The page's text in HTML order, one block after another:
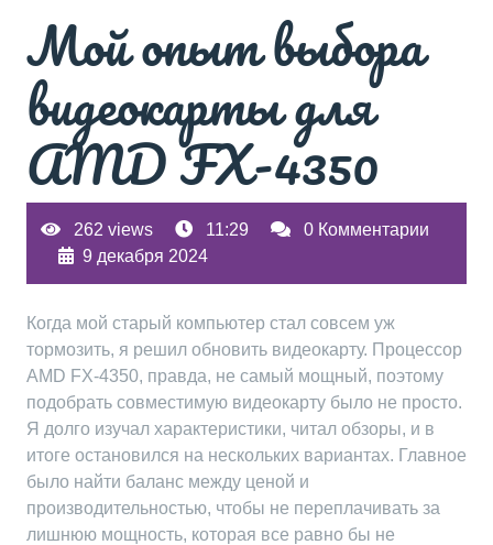
Мой опыт выбора
видеокарты для
AMD FX-4350
262 views 11:29
0 Комментарии
9 декабря 2024
Когда мой старый компьютер стал совсем уж
тормозить, я решил обновить видеокарту. Процессор
AMD FX-4350, правда, не самый мощный, поэтому
подобрать совместимую видеокарту было не просто.
Я долго изучал характеристики, читал обзоры, и в
итоге остановился на нескольких вариантах. Главное
было найти баланс между ценой и
производительностью, чтобы не переплачивать за
лишнюю мощность, которая все равно бы не